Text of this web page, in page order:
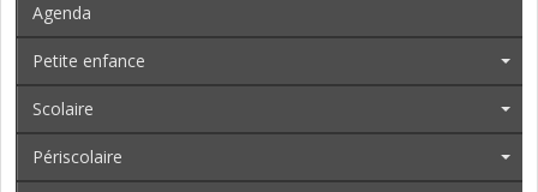
Agenda
Petite enfance
Scolaire
Périscolaire